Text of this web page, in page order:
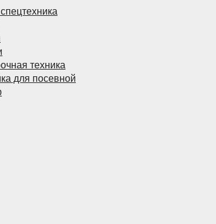
техника
для посевной